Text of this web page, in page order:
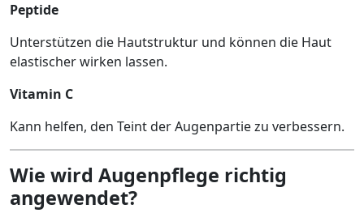
Peptide
Unterstützen die Hautstruktur und können die Haut
elastischer wirken lassen.
Vitamin C
Kann helfen, den Teint der Augenpartie zu verbessern.
Wie wird Augenpflege richtig
angewendet?